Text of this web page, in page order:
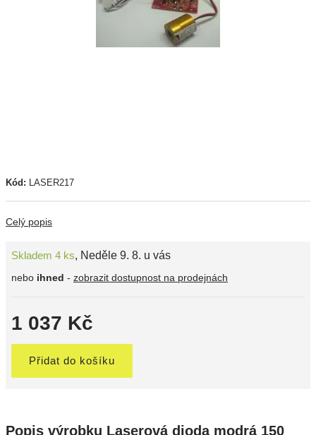
Kód: LASER217
Celý popis
Skladem 4 ks, Neděle 9. 8. u vás
nebo ihned - zobrazit dostupnost na prodejnách
1 037 Kč
Přidat do košíku
Popis výrobku Laserová dioda modrá 150